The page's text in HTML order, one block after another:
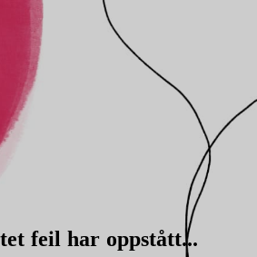
feil har oppstått...